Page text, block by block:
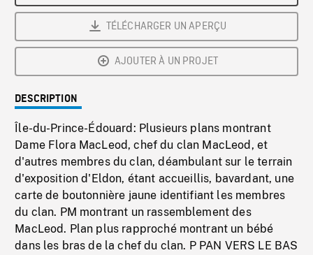
TÉLÉCHARGER UN APERÇU
AJOUTER À UN PROJET
DESCRIPTION
Île-du-Prince-Édouard: Plusieurs plans montrant
Dame Flora MacLeod, chef du clan MacLeod, et
d'autres membres du clan, déambulant sur le terrain
d'exposition d'Eldon, étant accueillis, bavardant, une
carte de boutonnière jaune identifiant les membres
du clan. PM montrant un rassemblement des
MacLeod. Plan plus rapproché montrant un bébé
dans les bras de la chef du clan. P PAN VERS LE BAS